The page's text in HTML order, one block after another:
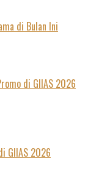
di Bulan Ini
di GIIAS 2026
GIIAS 2026